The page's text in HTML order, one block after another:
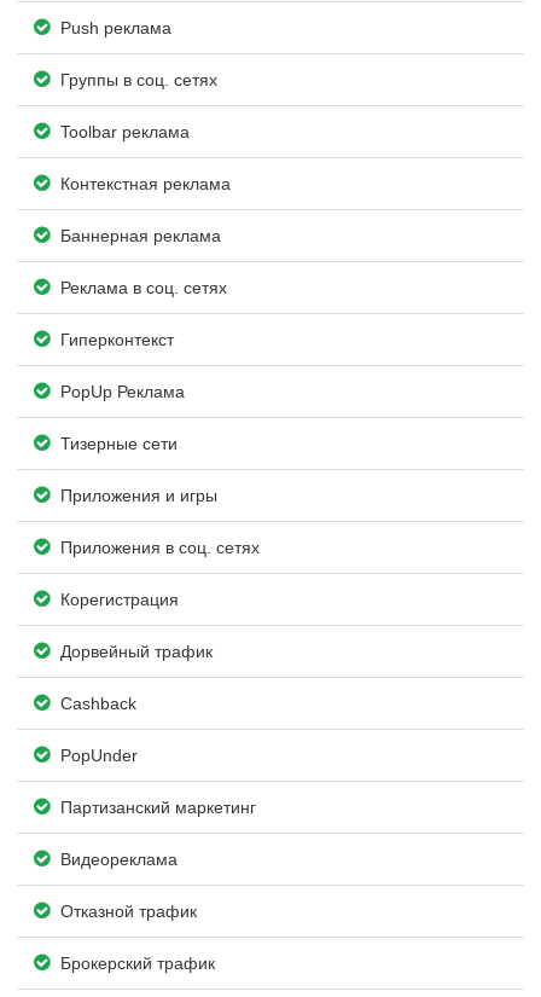
Push реклама
Группы в соц. сетях
Toolbar реклама
Контекстная реклама
Баннерная реклама
Реклама в соц. сетях
Гиперконтекст
PopUp Реклама
Тизерные сети
Приложения и игры
Приложения в соц. сетях
Корегистрация
Дорвейный трафик
Cashback
PopUnder
Партизанский маркетинг
Видеореклама
Отказной трафик
Брокерский трафик